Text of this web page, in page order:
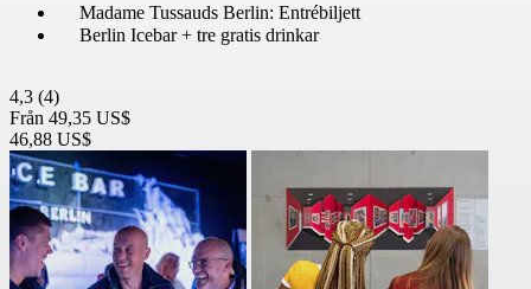
Madame Tussauds Berlin: Entrébiljett
Berlin Icebar + tre gratis drinkar
4,3 (4)
Från 49,35 US$
46,88 US$